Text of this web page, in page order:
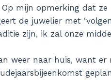
mijn opmerking dat ze
de juwelier met
zijn, ik zal onze
weer naar huis, want er